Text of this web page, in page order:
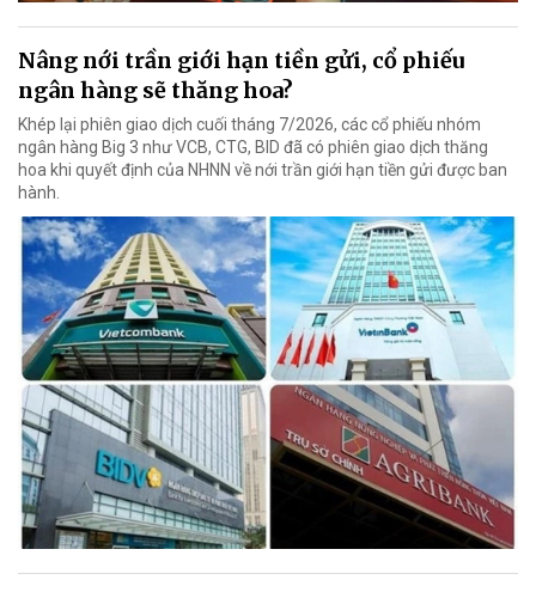
Nâng nới trần giới hạn tiền gửi, cổ phiếu
ngân hàng sẽ thăng hoa?
Khép lại phiên giao dịch cuối tháng 7/2026, các cổ phiếu nhóm
ngân hàng Big 3 như VCB, CTG, BID đã có phiên giao dịch thăng
hoa khi quyết định của NHNN về nới trần giới hạn tiền gửi được ban
hành.